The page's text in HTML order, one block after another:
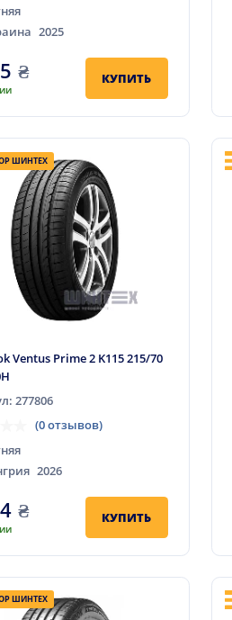
2025
₴ КУПИТЬ
ШИНТЕХ
Ventus Prime 2 K115 215/70
277806
(0 отзывов)
2026
₴ КУПИТЬ
ШИНТЕХ